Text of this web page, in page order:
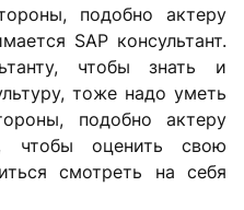
подобно актеру
SAP консультант.
чтобы знать и
тоже надо уметь
подобно актеру
чтобы оценить свою
смотреть на себя